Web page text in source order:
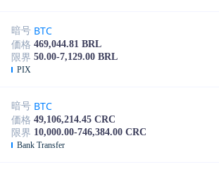
暗号 BTC
価格 469,044.81 BRL
限界 50.00-7,129.00 BRL
PIX
暗号 BTC
価格 49,106,214.45 CRC
限界 10,000.00-746,384.00 CRC
Bank Transfer